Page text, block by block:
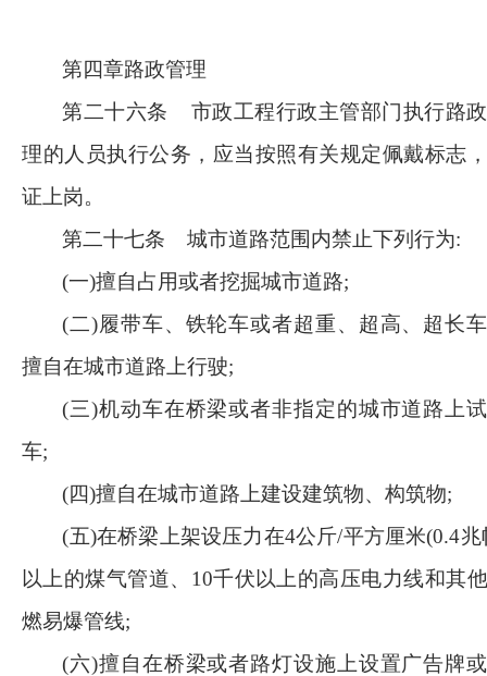
第四章路政管理
第二十六条
市政工程行政主管部门执行路
理的人员执行公务，应当按照有关规定佩戴标志
证上岗。
第二十七条
城市道路范围内禁止下列行为:
(一)擅自占用或者挖掘城市道路;
(二)履带车、铁轮车或者超重、超高、超长
擅自在城市道路上行驶;
(三)机动车在桥梁或者非指定的城市道路上
车;
(四)擅自在城市道路上建设建筑物、构筑物;
(五)在桥梁上架设压力在4公斤/平方厘米(0.4兆
以上的煤气管道、10千伏以上的高压电力线和其
燃易爆管线;
(六)擅自在桥梁或者路灯设施上设置广告牌